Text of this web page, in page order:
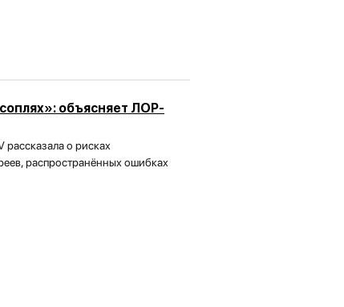
объясняет ЛОР-
о рисках
распространённых ошибках